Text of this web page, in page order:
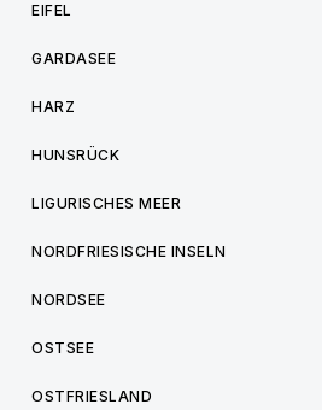
EIFEL
GARDASEE
HARZ
HUNSRÜCK
LIGURISCHES MEER
NORDFRIESISCHE INSELN
NORDSEE
OSTSEE
OSTFRIESLAND